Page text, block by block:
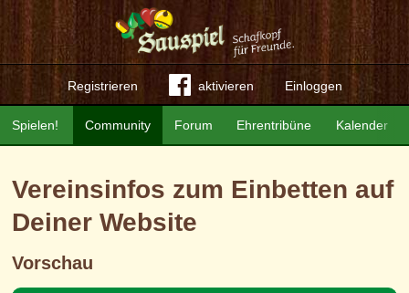
Registrieren aktivieren Einloggen
Community Forum Ehrentribüne Kalender
Spielen!
Vereinsinfos zum Einbetten auf
Deiner Website
Vorschau